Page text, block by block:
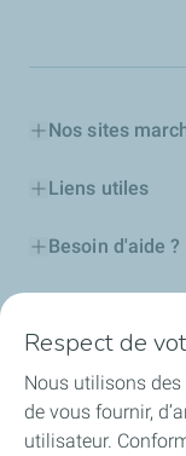
Nos sites
Liens utiles
Besoin d'aide ?
Certificats
Nos partenaires
Respect de
Nous utilisons
de vous fournir,
utilisateur.